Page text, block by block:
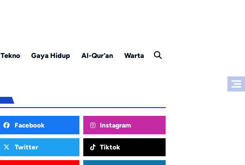
Tekno Gaya Hidup Al-Qur’an Warta
Facebook Instagram
Twitter Tiktok